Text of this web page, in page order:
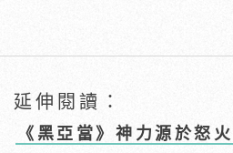
延伸閱讀：
《黑亞當》神力源於怒